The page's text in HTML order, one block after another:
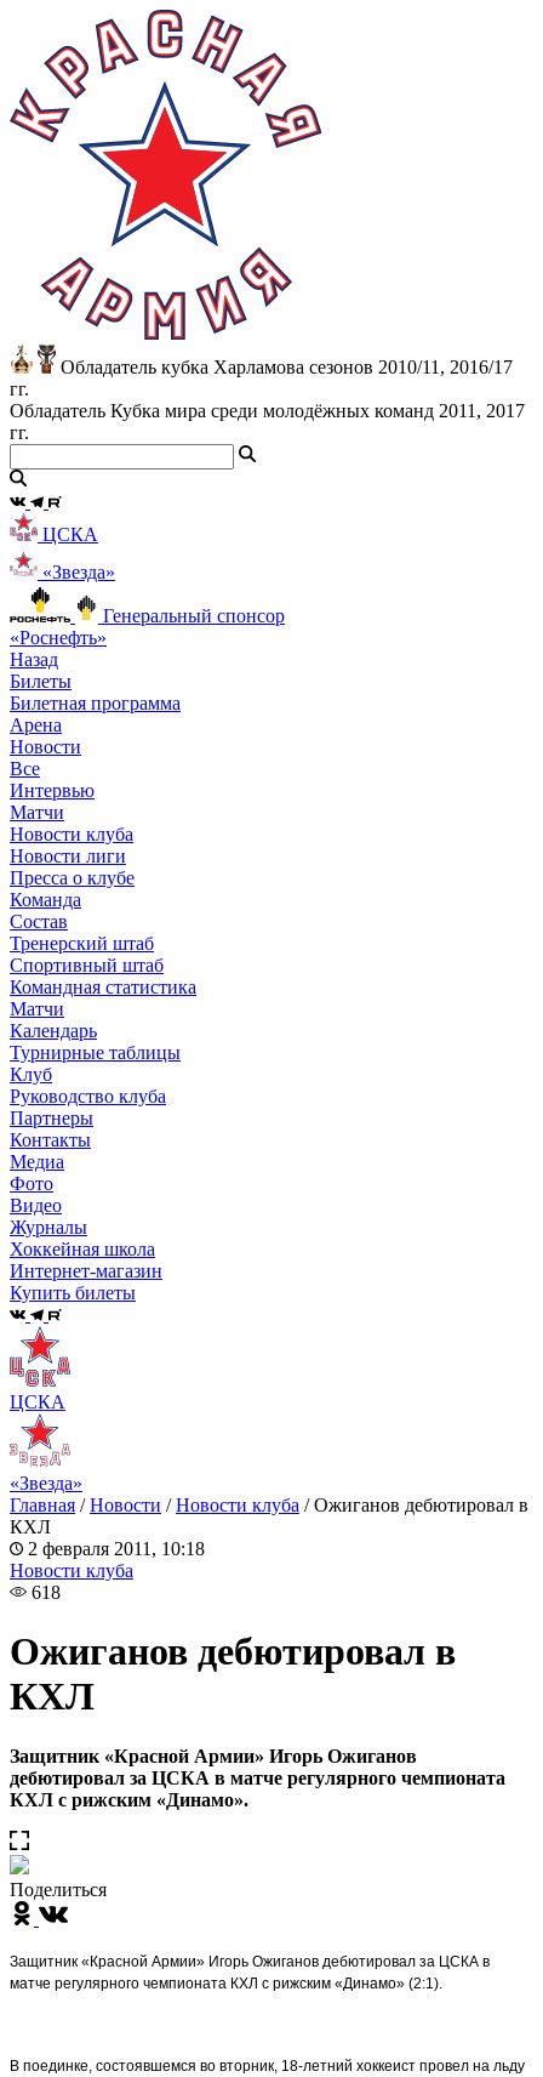
Обладатель кубка Харламова сезонов 2010/11, 2016/17
гг.
Обладатель Кубка мира среди молодёжных команд 2011, 2017
гг.
ЦСКА
«Звезда»
Генеральный спонсор
«Роснефть»
Назад
Билеты
Билетная программа
Арена
Новости
Все
Интервью
Матчи
Новости клуба
Новости лиги
Пресса о клубе
Команда
Состав
Тренерский штаб
Спортивный штаб
Командная статистика
Матчи
Календарь
Турнирные таблицы
Клуб
Руководство клуба
Партнеры
Контакты
Медиа
Фото
Видео
Журналы
Хоккейная школа
Интернет-магазин
Купить билеты
ЦСКА
«Звезда»
Главная /Новости /Новости клуба /Ожиганов дебютировал в
КХЛ
2 февраля 2011, 10:18
Новости клуба
618
Ожиганов дебютировал в
КХЛ
Защитник «Красной Армии» Игорь Ожиганов
дебютировал за ЦСКА в матче регулярного чемпионата
КХЛ с рижским «Динамо».
Поделиться
Защитник «Красной Армии» Игорь Ожиганов дебютировал за ЦСКА в
матче регулярного чемпионата КХЛ с рижским «Динамо» (2:1).
В поединке, состоявшемся во вторник, 18-летний хоккеист провел на льду